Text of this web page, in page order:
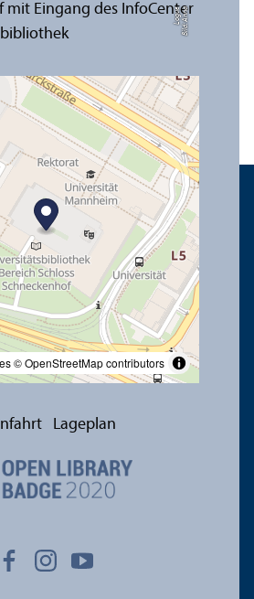
Bil
d:
A
n
n
a
L
o
g
u
e
© OpenStreetMap contributors
Lageplan